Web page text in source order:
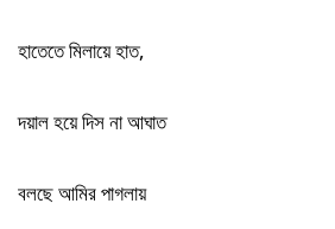
হাতেতে মিলায়ে হাত,
দয়াল হয়ে দিস না আঘাত
বলছে আমির পাগলায়